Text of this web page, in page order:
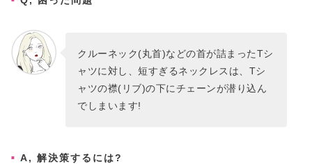
クルーネック(丸首)などの首が詰まったTシ
ャツに対し、短すぎるネックレスは、Tシ
ャツの襟(リブ)の下にチェーンが潜り込ん
でしまいます!
A, 解決策するには?